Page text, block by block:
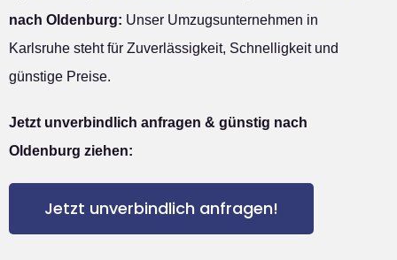
nach Oldenburg: Unser Umzugsunternehmen in
Karlsruhe steht für Zuverlässigkeit, Schnelligkeit und
günstige Preise.
Jetzt unverbindlich anfragen & günstig nach
Oldenburg ziehen:
Jetzt unverbindlich anfragen!